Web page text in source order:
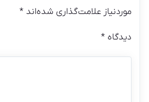
موردنیاز علامت‌گذاری شده‌اند*
دیدگاه*